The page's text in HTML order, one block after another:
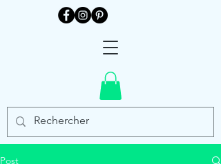
Post